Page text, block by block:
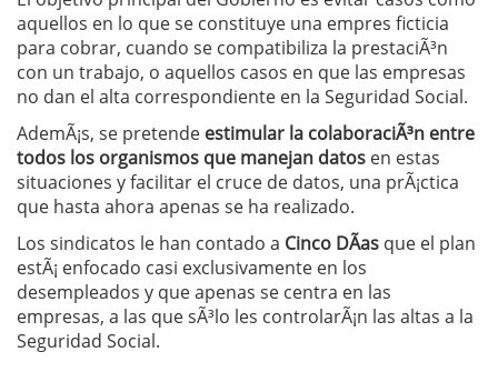
aquellos en lo que se constituye una empres ficticia
para cobrar, cuando se compatibiliza la prestaciÃ³n
con un trabajo, o aquellos casos en que las empresas
no dan el alta correspondiente en la Seguridad Social.
AdemÃ¡s, se pretende estimular la colaboraciÃ³n entre
todos los organismos que manejan datos en estas
situaciones y facilitar el cruce de datos, una prÃ¡ctica
que hasta ahora apenas se ha realizado.
Los sindicatos le han contado a Cinco DÃ­as que el plan
estÃ¡ enfocado casi exclusivamente en los
desempleados y que apenas se centra en las
empresas, a las que sÃ³lo les controlarÃ¡n las altas a la
Seguridad Social.